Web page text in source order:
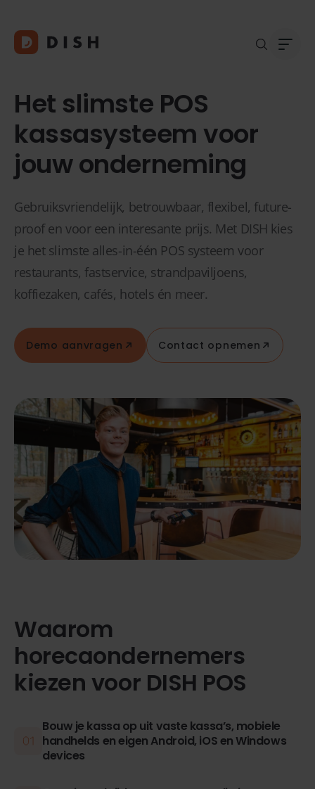
Het slimste POS
kassasysteem voor
jouw onderneming
Gebruiksvriendelijk, betrouwbaar, flexibel, future-
proof en voor een interesante prijs. Met DISH kies
je het slimste alles-in-één POS systeem voor
restaurants, fastservice, strandpaviljoens,
koffiezaken, cafés, hotels én meer.
Demo aanvragen Contact opnemen
Waarom
horecaondernemers
kiezen voor DISH POS
Bouw je kassa op uit vaste kassa’s, mobiele
handhelds en eigen Android, iOS en Windows
devices